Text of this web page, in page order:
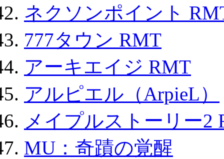
ネクソンポイント
777タウン RMT
アーキエイジ RMT
アルピエル（ArpieL）
メイプルストーリー2
MU：奇蹟の覚醒